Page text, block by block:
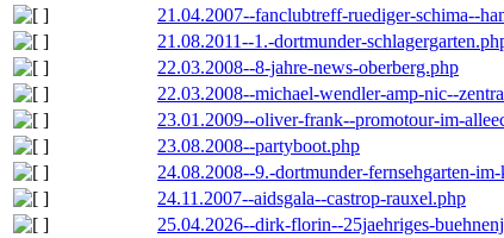
21.04.2007--fanclubtreff-ruediger-schima--
21.08.2011--1.-dortmunder-
22.03.2008--8-jahre-news-oberberg.php
22.03.2008--michael-wendler-amp-nic--
23.01.2009--oliver-frank--promotour-im-
23.08.2008--partyboot.php
24.08.2008--9.-dortmunder-fernsehgarten-
24.11.2007--aidsgala--castrop-rauxel.php
25.04.2026--dirk-florin--25jaehriges-